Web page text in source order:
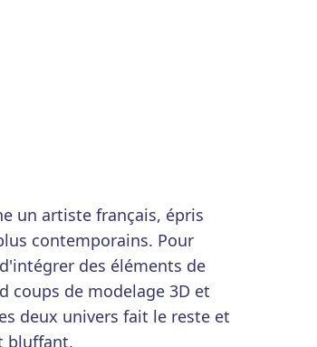
un artiste français, épris
contemporains. Pour
des éléments de
coups de modelage 3D et
deux univers fait le reste et
bluffant.